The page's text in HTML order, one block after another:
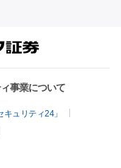
事業について
ュリティ24」